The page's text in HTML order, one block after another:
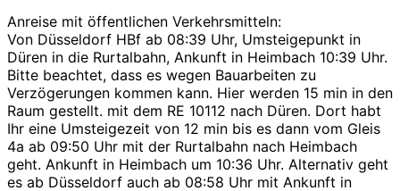
Anreise mit öffentlichen Verkehrsmitteln:
Von Düsseldorf HBf ab 08:39 Uhr, Umsteigepunkt in
Düren in die Rurtalbahn, Ankunft in Heimbach 10:39 Uhr.
Bitte beachtet, dass es wegen Bauarbeiten zu
Verzögerungen kommen kann. Hier werden 15 min in den
Raum gestellt. mit dem RE 10112 nach Düren. Dort habt
Ihr eine Umsteigezeit von 12 min bis es dann vom Gleis
4a ab 09:50 Uhr mit der Rurtalbahn nach Heimbach
geht. Ankunft in Heimbach um 10:36 Uhr. Alternativ geht
es ab Düsseldorf auch ab 08:58 Uhr mit Ankunft in